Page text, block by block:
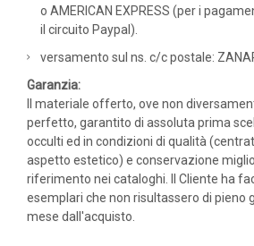
o AMERICAN EXPRESS (per i
il circuito Paypal).
versamento sul ns. c/c postale:
Garanzia:
Il materiale offerto, ove non
perfetto, garantito di assoluta prima
occulti ed in condizioni di qualità
aspetto estetico) e conservazione
riferimento nei cataloghi. Il Cliente ha
esemplari che non risultassero di pieno
mese dall'acquisto.